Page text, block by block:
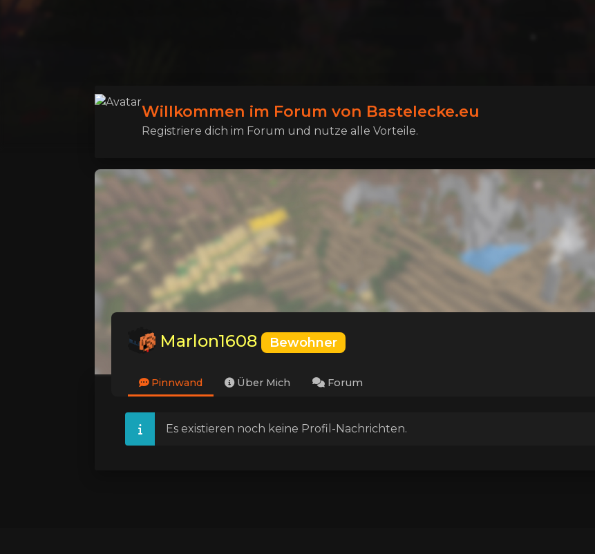
Willkommen im Forum von Bastelecke.eu
Registriere dich im Forum und nutze alle Vorteile.
Marlon1608 Bewohner
Pinnwand Über Mich Forum
Es existieren noch keine Profil-Nachrichten.